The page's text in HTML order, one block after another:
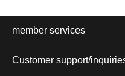
member services
Customer support/